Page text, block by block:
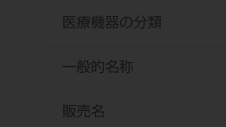
医療機器の分類
一般的名称
販売名